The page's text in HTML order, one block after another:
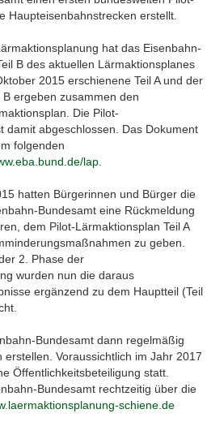
Haupteisenbahnstrecken erstellt.
hat das Eisenbahn-
B des aktuellen Lärmaktionsplanes
2015 erschienene Teil A und der
ergeben zusammen den
Die Pilot-
damit abgeschlossen. Das Dokument
folgenden
lap
hatten Bürgerinnen und Bürger die
Bundesamt eine Rückmeldung
dem Pilot-Lärmaktionsplan Teil A
zu geben.
2. Phase der
wurden nun die daraus
ergänzend zu dem Hauptteil (Teil
Bundesamt dann regelmäßig
erstellen. Voraussichtlich im Jahr 2017
Öffentlichkeitsbeteiligung statt.
Bundesamt rechtzeitig über die
schiene.de